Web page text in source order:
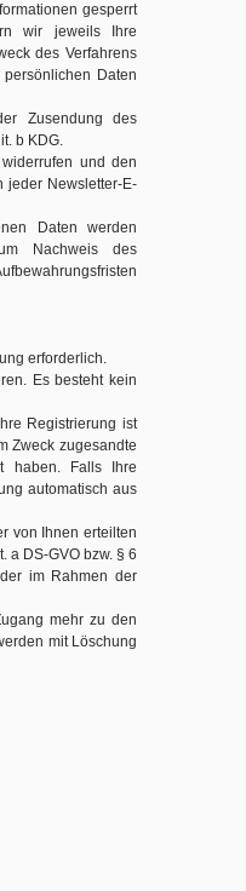
gesperrt
wir jeweils Ihre
des Verfahrens
Daten
Zusendung des
b KDG.
und den
jeder Newsletter-E-
Daten werden
Nachweis des
erforderlich.
Es besteht kein
Registrierung ist
Zweck zugesandte
haben. Falls Ihre
automatisch aus
von Ihnen erteilten
a DS-GVO bzw. § 6
im Rahmen der
mehr zu den
mit Löschung